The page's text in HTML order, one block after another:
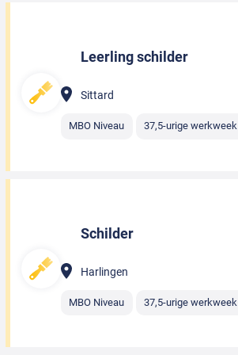
Leerling schilder
Sittard
MBO Niveau 37,5-urige werkweek
Schilder
Harlingen
MBO Niveau 37,5-urige werkweek